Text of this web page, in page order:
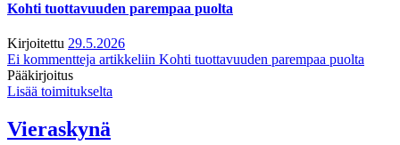
Kohti tuottavuuden parempaa puolta
Kirjoitettu 29.5.2026
Ei kommentteja artikkeliin Kohti tuottavuuden parempaa puolta
Pääkirjoitus
Lisää toimitukselta
Vieraskynä